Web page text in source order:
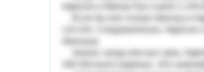
Карлсон и Винни-Пух съели 1-1/
Значит, когда ели все трое,